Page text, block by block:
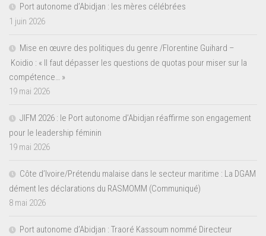
Port autonome d’Abidjan : les mères célébrées
1 juin 2026
Mise en œuvre des politiques du genre /Florentine Guihard –
Koidio : « Il faut dépasser les questions de quotas pour miser sur la
compétence… »
19 mai 2026
JIFM 2026 : le Port autonome d’Abidjan réaffirme son engagement
pour le leadership féminin
19 mai 2026
Côte d’Ivoire/Prétendu malaise dans le secteur maritime : La DGAM
dément les déclarations du RASMOMM (Communiqué)
8 mai 2026
Port autonome d’Abidjan : Traoré Kassoum nommé Directeur